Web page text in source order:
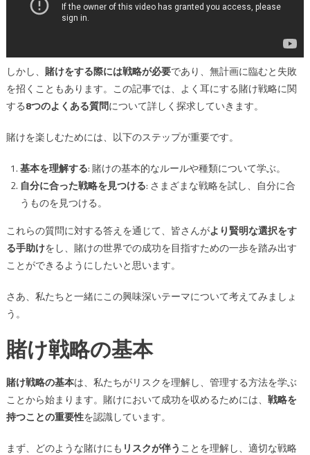
の
あ
る
質
問
しかし、 賭けをする際には戦略が必要であり、無計画に臨むと失敗
を招くこともあります。この記事では、よく耳にする賭け戦略に関
する8つのよくある質問について詳しく探求していきます。
賭けを楽しむためには、以下のステップが重要です。
基本を理解する: 賭けの基本的なルールや種類について学ぶ。
自分に合った戦略を見つける: さまざまな戦略を試し、自分に合
うものを見つける。
これらの質問に対する答えを通じて、皆さんがより賢明な選択をす
る手助けをし、賭けの世界での成功を目指すための一歩を踏み出す
ことができるようにしたいと思います。
さあ、私たちと一緒にこの興味深いテーマについて考えてみましょ
う。
賭け戦略の基本
賭け戦略の基本は、私たちがリスクを理解し、管理する方法を学ぶ
ことから始まります。賭けにおいて成功を収めるためには、 戦略を
持つことの重要性を認識しています。
まず、どのような賭けにも リスクが伴うことを理解し、適切な戦略